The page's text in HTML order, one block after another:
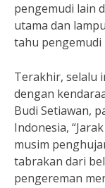
pengemudi lain
utama dan
tahu pengemudi
Terakhir, selalu
dengan
Budi Setiawan,
Indonesia,
musim
tabrakan dari
pengereman